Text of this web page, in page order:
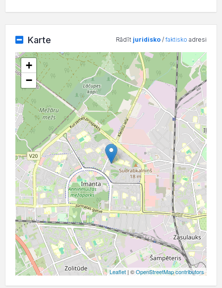
Karte Rādīt juridisko /faktisko adresi
+
−
Leaflet | ©OpenStreetMap contributors